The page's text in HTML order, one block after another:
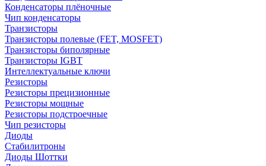
Конденсаторы плёночные
Чип конденсаторы
Транзисторы
Транзисторы полевые (FET, MOSFET)
Транзисторы биполярные
Транзисторы IGBT
Интеллектуальные ключи
Резисторы
Резисторы прецизионные
Резисторы мощные
Резисторы подстроечные
Чип резисторы
Диоды
Стабилитроны
Диоды Шоттки